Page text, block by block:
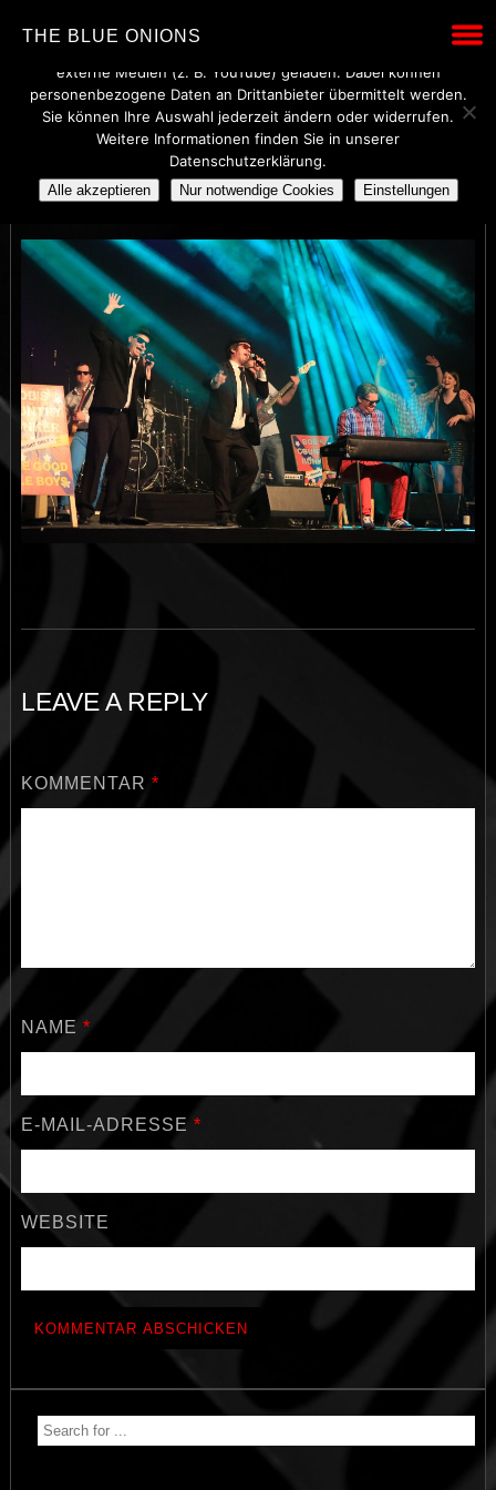
THE BLUE ONIONS
5W1A1166
LEAVE A REPLY
KOMMENTAR *
NAME *
E-MAIL-ADRESSE *
WEBSITE
Wir verwenden technisch notwendige Cookies, um den Betrieb
dieser Website sicherzustellen. Mit Ihrer Einwilligung werden
externe Medien (z. B. YouTube) geladen. Dabei können
personenbezogene Daten an Drittanbieter übermittelt werden.
Sie können Ihre Auswahl jederzeit ändern oder widerrufen.
Weitere Informationen finden Sie in unserer
Datenschutzerklärung.
Alle akzeptieren Nur notwendige Cookies Einstellungen